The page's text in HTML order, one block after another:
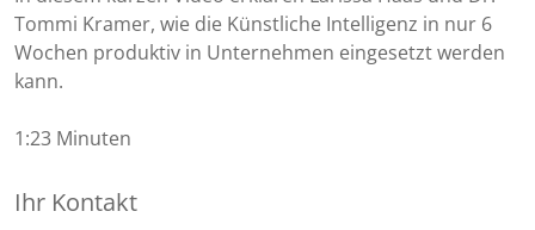
Tommi Kramer, wie die Künstliche Intelligenz in nur 6
Wochen produktiv in Unternehmen eingesetzt werden
kann.
1:23 Minuten
Ihr Kontakt